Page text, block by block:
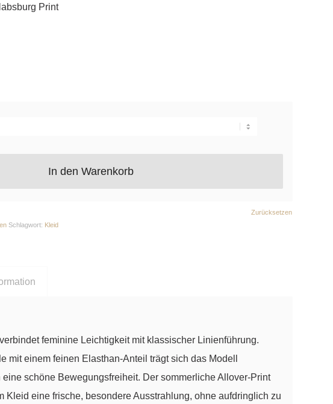
Print
Zurücksetzen
In den Warenkorb
Schlagwort: Kleid
feminine Leichtigkeit mit klassischer Linienführung.
mit einem feinen Elasthan-Anteil trägt sich das Modell
schöne Bewegungsfreiheit. Der sommerliche Allover-Print
Kleid eine frische, besondere Ausstrahlung, ohne aufdringlich zu